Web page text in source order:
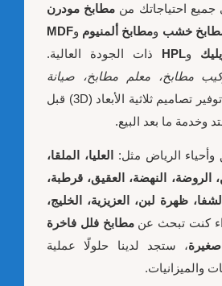
جميع احتياجاتك من مطابخ مودرن
خشب ومطابخ ألمنيوم وMDF
وHPL ذات الجودة العالية.
مطابخ، معلم مطابخ، صيانة
، مع توفير تصاميم ثلاثية الأبعاد (3D) قبل
وخدمة ما بعد البيع.
الرياض مثل:
العليا، الملقا،
الروضة، النهضة، العقيق، قرطبة،
ظهرة لبن، العزيزية، الخليج،
كنت تبحث عنمطابخ فلل فاخرة
، ستجد لدينا حلولًا عملية
والميزانيات.